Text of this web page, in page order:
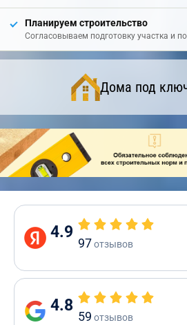
Планируем строительство
Согласовываем подготовку участка и
Дома под
4.9
97отзывов
4.8
59 отзывов